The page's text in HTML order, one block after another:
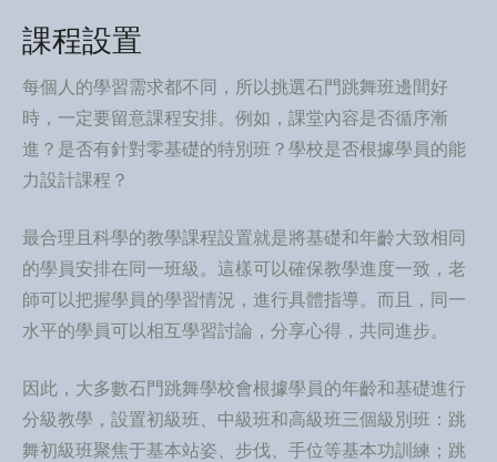
課程設置
每個人的學習需求都不同，所以挑選石門跳舞班邊間好
時，一定要留意課程安排。例如，課堂內容是否循序漸
進？是否有針對零基礎的特別班？學校是否根據學員的能
力設計課程？
最合理且科學的教學課程設置就是將基礎和年齡大致相同
的學員安排在同一班級。這樣可以確保教學進度一致，老
師可以把握學員的學習情況，進行具體指導。而且，同一
水平的學員可以相互學習討論，分享心得，共同進步。
因此，大多數石門跳舞學校會根據學員的年齡和基礎進行
分級教學，設置初級班、中級班和高級班三個級別班：跳
舞初級班聚焦于基本站姿、步伐、手位等基本功訓練；跳